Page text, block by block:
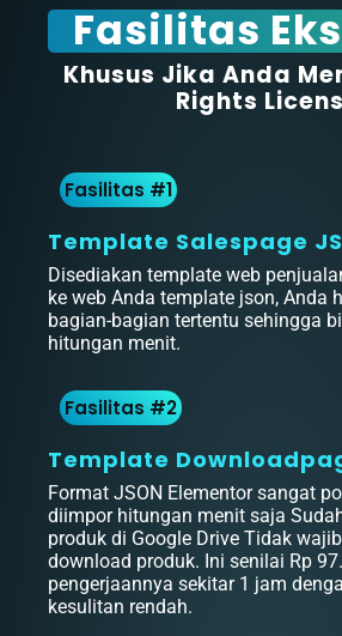
Fasilitas
Khusus Jika Anda
Rights
Fasilitas #1
Template Salespage
Disediakan template web
ke web Anda template json, Anda
bagian-bagian tertentu sehingga
hitungan menit.
Fasilitas #2
Template
Format JSON Elementor sangat
diimpor hitungan menit saja
produk di Google Drive Tidak
download produk. Ini senilai Rp
pengerjaannya sekitar 1 jam
kesulitan rendah.